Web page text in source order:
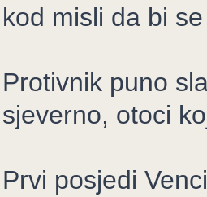
kod misli da bi
Protivnik puno
sjeverno, otoci
Prvi posjedi